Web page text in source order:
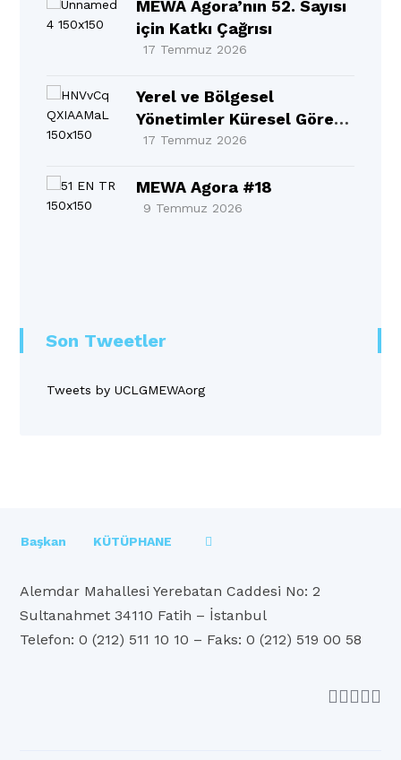
MEWA Agora’nın 52. Sayısı
için Katkı Çağrısı
17 Temmuz 2026
Yerel ve Bölgesel
Yönetimler Küresel Görev
Gücü 10. Yıllık Raporu BM
Forumu’nda (HLPF)
resmen tanıtıldı!
17 Temmuz 2026
MEWA Agora #18
9 Temmuz 2026
Son Tweetler
Tweets by UCLGMEWAorg
Başkan KÜTÜPHANE
Alemdar Mahallesi Yerebatan Caddesi No: 2
Sultanahmet 34110 Fatih – İstanbul
Telefon: 0 (212) 511 10 10 – Faks: 0 (212) 519 00 58